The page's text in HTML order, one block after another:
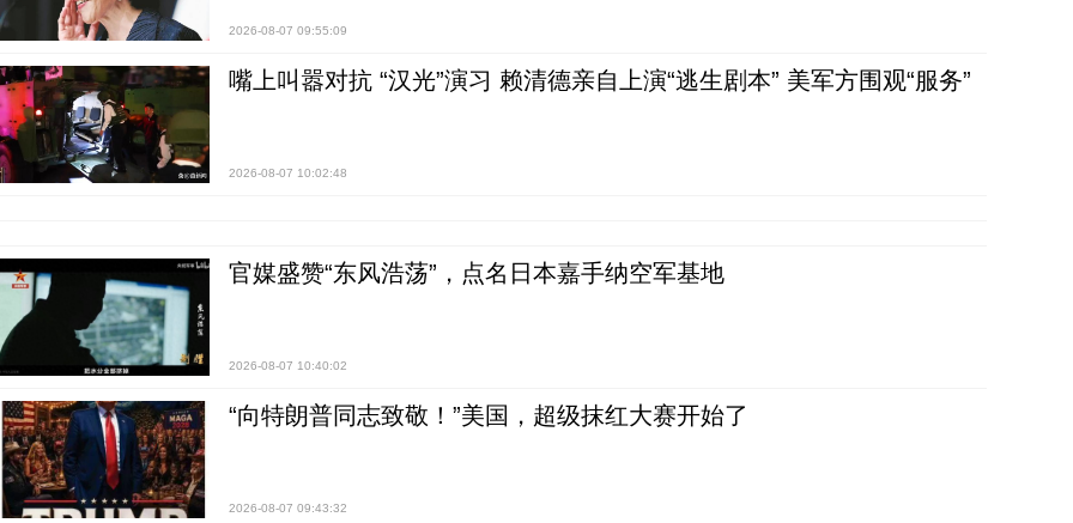
2026-08-07 09:55:09
嘴上叫嚣对抗 “汉光”演习 赖清德亲自上演“逃生剧本” 美军方围观“服务”
2026-08-07 10:02:48
官媒盛赞“东风浩荡”，点名日本嘉手纳空军基地
2026-08-07 10:40:02
“向特朗普同志致敬！”美国，超级抹红大赛开始了
2026-08-07 09:43:32